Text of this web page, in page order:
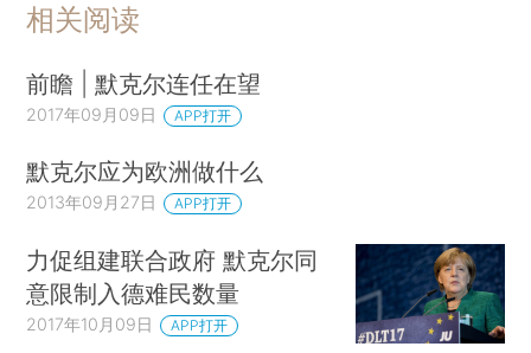
相关阅读
前瞻 | 默克尔连任在望
2017年09月09日 APP打开
默克尔应为欧洲做什么
2013年09月27日 APP打开
力促组建联合政府 默克尔同
意限制入德难民数量
2017年10月09日 APP打开